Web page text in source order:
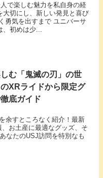
で楽しむ魅力を私自身の経
大切にし、新しい発見と喜び
勇気を出すまで ユニバーサ
初めは少...
む「鬼滅の刃」の世
XRライドから限定グ
底ガイド
余すところなく紹介！最新
お土産に最適なグッズ、そ
なたのUSJ訪問を特別なも